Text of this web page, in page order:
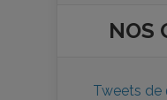
NOS
Tweets de